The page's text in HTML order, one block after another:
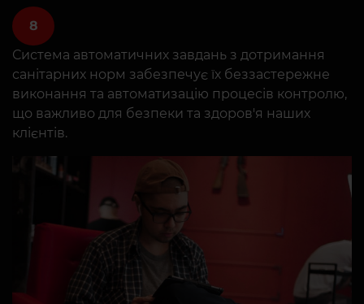
8
Система автоматичних завдань з дотримання
санітарних норм забезпечує їх беззастережне
виконання та автоматизацію процесів контролю,
що важливо для безпеки та здоров'я наших
клієнтів.